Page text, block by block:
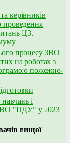
керівників
проведення
ЦЗ,
процесу ЗВО
на роботах з
пожежно-
і
ЗВО "ПДУ" у 2023
вищої